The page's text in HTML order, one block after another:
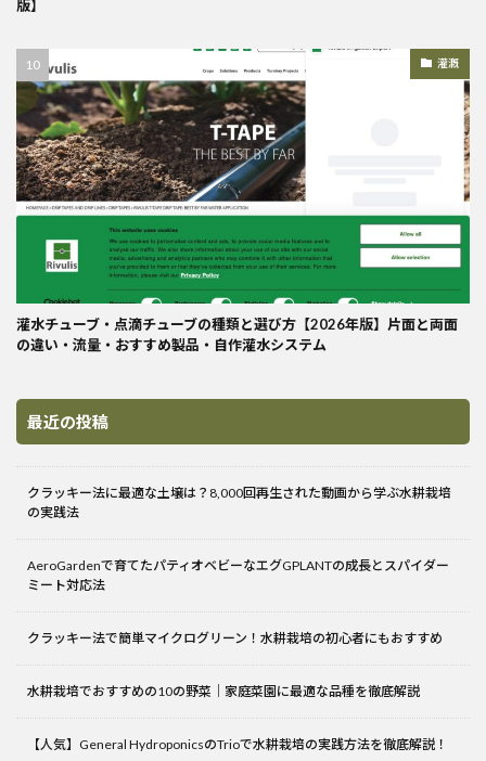
版】
灌漑
灌水チューブ・点滴チューブの種類と選び方【2026年版】片面と両面
の違い・流量・おすすめ製品・自作灌水システム
最近の投稿
クラッキー法に最適な土壌は？8,000回再生された動画から学ぶ水耕栽培
の実践法
AeroGardenで育てたパティオベビーなエグGPLANTの成長とスパイダー
ミート対応法
クラッキー法で簡単マイクログリーン！水耕栽培の初心者にもおすすめ
水耕栽培でおすすめの10の野菜｜家庭菜園に最適な品種を徹底解説
【人気】General HydroponicsのTrioで水耕栽培の実践方法を徹底解説！